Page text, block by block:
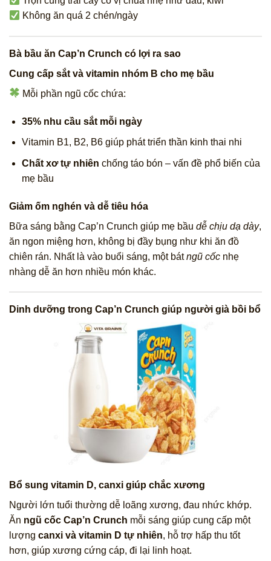
Không ăn quá 2 chén/ngày
Bà bầu ăn Cap’n Crunch có lợi ra sao
Cung cấp sắt và vitamin nhóm B cho mẹ bầu
Mỗi phần ngũ cốc chứa:
35% nhu cầu sắt mỗi ngày
Vitamin B1, B2, B6 giúp phát triển thần kinh thai nhi
Chất xơ tự nhiên chống táo bón – vấn đề phổ biến của
mẹ bầu
Giảm ốm nghén và dễ tiêu hóa
Bữa sáng bằng Cap’n Crunch giúp mẹ bầu dễ chịu dạ dày,
ăn ngon miệng hơn, không bị đầy bụng như khi ăn đồ
chiên rán. Nhất là vào buổi sáng, một bátngũ cốc nhẹ
nhàng dễ ăn hơn nhiều món khác.
Dinh dưỡng trong Cap’n Crunch giúp người già bồi bổ
Bổ sung vitamin D, canxi giúp chắc xương
Người lớn tuổi thường dễ loãng xương, đau nhức khớp.
Ăn ngũ cốc Cap’n Crunch mỗi sáng giúp cung cấp một
lượng canxi và vitamin D tự nhiên, hỗ trợ hấp thu tốt
hơn, giúp xương cứng cáp, đi lại linh hoạt.